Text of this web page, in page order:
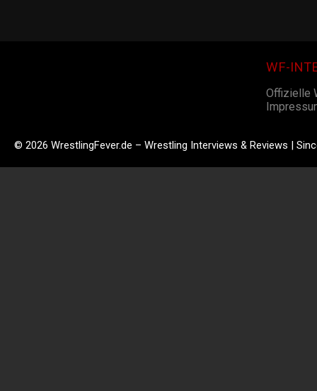
WF-
Offizielle
© 2026 WrestlingFever.de – Wrestling Interviews & Reviews |